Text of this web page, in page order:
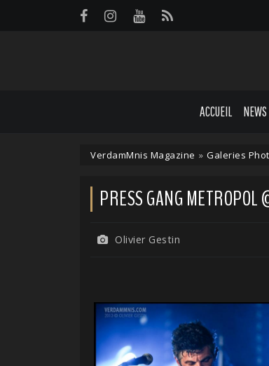
ACCUEIL NEWS
VerdamMnis Magazine » Galeries
PRESS GANG
Olivier Gestin
Panneau de gestion des cookies